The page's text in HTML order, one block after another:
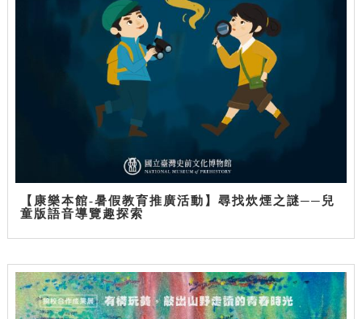
【康樂本館-暑假教育推廣活動】尋找炊煙之謎──兒
童版語音導覽趣探索